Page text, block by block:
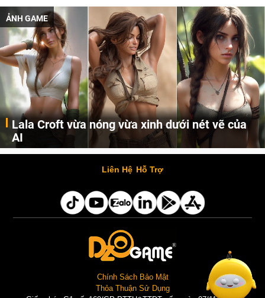
ẢNH GAME
Lala Croft vừa nóng vừa xinh dưới nét vẽ của
AI
Cùng đến với những hình ảnh Lala Croft của Tomb Raider dưới nét vẽ của AI. Một cô nàng xinh đẹp, nóng bỏng nhưng cũng rắn rỏi và mạnh mẽ.
Liên Hệ Hỗ Trợ
Chính Sách Bảo Mật
Thỏa Thuận Sử Dụng